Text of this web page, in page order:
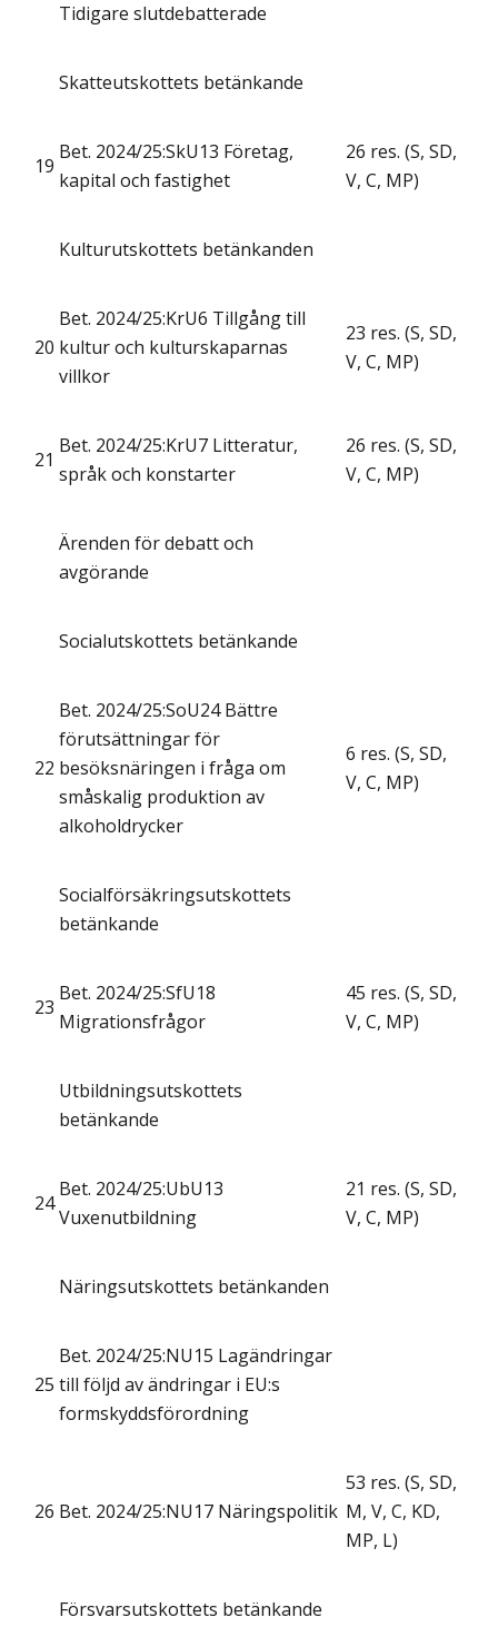
Tidigare slutdebatterade
Skatteutskottets betänkande
19
Bet. 2024/25:SkU13 Företag,
kapital och fastighet
26 res. (S, SD,
V, C, MP)
Kulturutskottets betänkanden
20
Bet. 2024/25:KrU6 Tillgång till
kultur och kulturskaparnas
villkor
23 res. (S, SD,
V, C, MP)
21
Bet. 2024/25:KrU7 Litteratur,
språk och konstarter
26 res. (S, SD,
V, C, MP)
Ärenden för debatt och
avgörande
Socialutskottets betänkande
22
Bet. 2024/25:SoU24 Bättre
förutsättningar för
besöksnäringen i fråga om
småskalig produktion av
alkoholdrycker
6 res. (S, SD,
V, C, MP)
Socialförsäkringsutskottets
betänkande
23
Bet. 2024/25:SfU18
Migrationsfrågor
45 res. (S, SD,
V, C, MP)
Utbildningsutskottets
betänkande
24
Bet. 2024/25:UbU13
Vuxenutbildning
21 res. (S, SD,
V, C, MP)
Näringsutskottets betänkanden
25
Bet. 2024/25:NU15 Lagändringar
till följd av ändringar i EU:s
formskyddsförordning
26 Bet. 2024/25:NU17 Näringspolitik
53 res. (S, SD,
M, V, C, KD,
MP, L)
Försvarsutskottets betänkande